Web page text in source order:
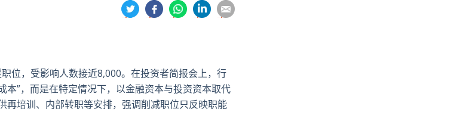
分
享
分
享
分
享
享
享
位，受影响人数接近8,000。在投资者简报会上，行
”，而是在特定情况下，以金融资本与投资资本取代
再培训、内部转职等安排，强调削减职位只反映职能